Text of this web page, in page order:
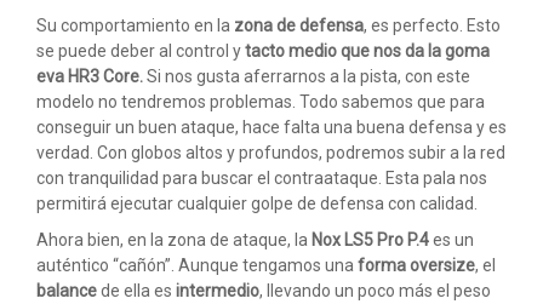
Su comportamiento en la zona de defensa, es perfecto. Esto
se puede deber al control ytacto medio que nos da la goma
eva HR3 Core.Si nos gusta aferrarnos a la pista, con este
modelo no tendremos problemas. Todo sabemos que para
conseguir un buen ataque, hace falta una buena defensa y es
verdad. Con globos altos y profundos, podremos subir a la red
con tranquilidad para buscar el contraataque. Esta pala nos
permitirá ejecutar cualquier golpe de defensa con calidad.
Ahora bien, en la zona de ataque, la Nox LS5 Pro P.4es un
auténtico “cañón”. Aunque tengamos una forma oversize, el
balancede ella es intermedio, llevando un poco más el peso